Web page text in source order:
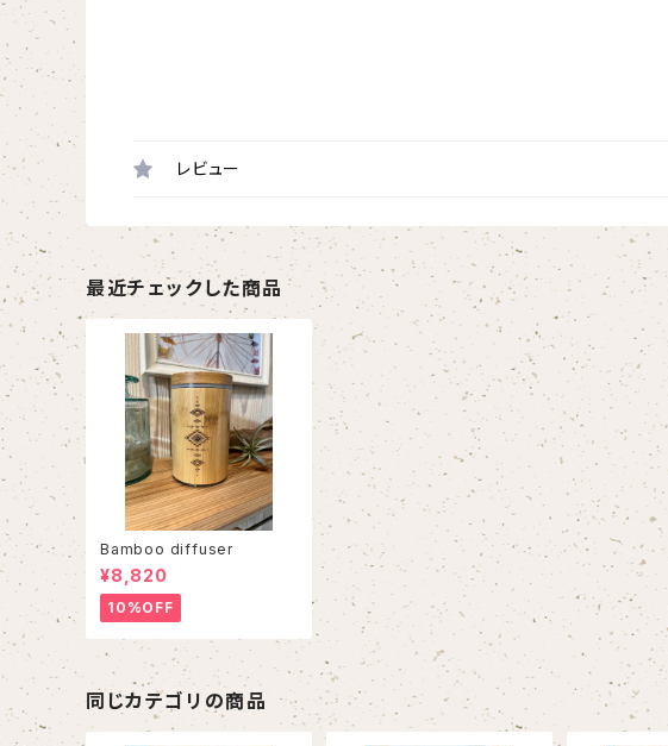
レビュー
最近チェックした商品
Bamboo diffuser
¥8,820
10%OFF
同じカテゴリの商品